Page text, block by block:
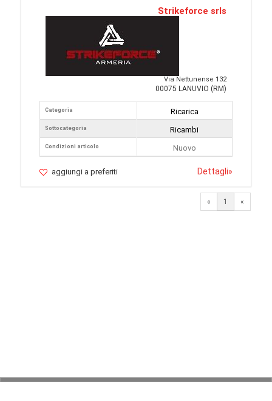
Strikeforce srls
Via Nettunense 132
00075 LANUVIO (RM)
Categoria
Sottocategoria
Condizioni articolo
Ricarica
Ricambi
Nuovo
aggiungi a preferiti Dettagli»
« 1 «